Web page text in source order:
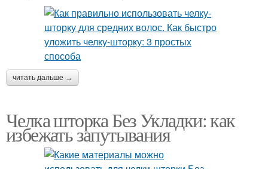
читать дальше →
Челка шторка Без Укладки: как
избежать запутывания